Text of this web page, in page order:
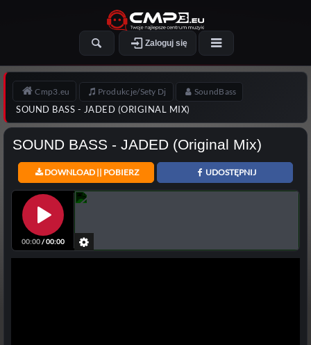
Zaloguj się
Cmp3.eu Produkcje/Sety Dj SoundBass
SOUND BASS - JADED (ORIGINAL MIX)
SOUND BASS - JADED (Original Mix)
DOWNLOAD || POBIERZ UDOSTĘPNIJ